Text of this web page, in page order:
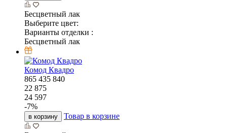
Бесцветный лак
Выберите цвет:
Варианты отделки :
Бесцветный лак
Комод Квадро
865 435 840
22 875
24 597
-7%
в корзину Товар в корзине